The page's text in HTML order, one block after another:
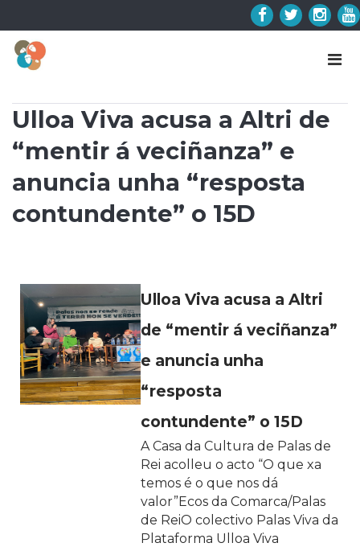
to
content
Facebook
Twitter
Ulloa Viva acusa a Altri de
“mentir á veciñanza” e
anuncia unha “resposta
contundente” o 15D
Ulloa Viva acusa a Altri
de “mentir á veciñanza”
e anuncia unha
“resposta
contundente” o 15D
A Casa da Cultura de Palas de
Rei acolleu o acto “O que xa
temos é o que nos dá
valor”Ecos da Comarca/Palas
de ReiO colectivo Palas Viva da
Plataforma Ulloa Viva